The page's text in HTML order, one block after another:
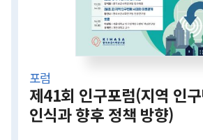
포럼
제41회 인구포럼(지역 인
인식과 향후 정책 방향)